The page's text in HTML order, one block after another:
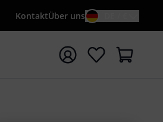
KontaktÜber uns
starten